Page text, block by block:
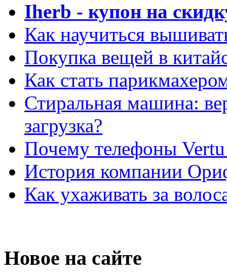
Iherb - купон на
Как научиться
Покупка вещей в
Как стать
Стиральная машина:
загрузка?
Почему телефоны Vertu
История компании
Как ухаживать за
Новое на сайте